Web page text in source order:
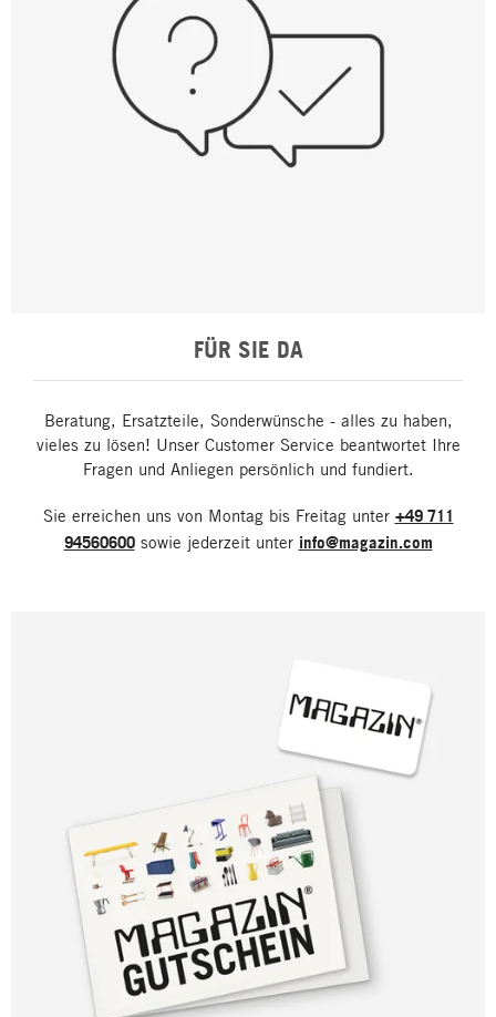
FÜR SIE DA
Beratung, Ersatzteile, Sonderwünsche - alles zu haben,
vieles zu lösen! Unser Customer Service beantwortet Ihre
Fragen und Anliegen persönlich und fundiert.
Sie erreichen uns von Montag bis Freitag unter +49 711
94560600sowie jederzeit unter info@magazin.com